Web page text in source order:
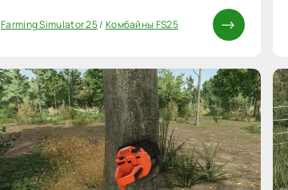
Farming Simulator 25/ Комбайны FS25
0